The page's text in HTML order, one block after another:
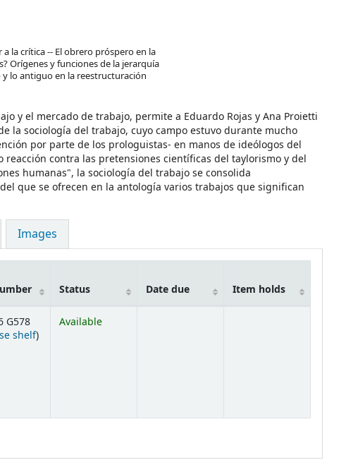
la crítica -- El obrero próspero en la
Orígenes y funciones de la jerarquía
lo antiguo en la reestructuración
y el mercado de trabajo, permite a Eduardo Rojas y Ana Proietti
la sociología del trabajo, cuyo campo estuvo durante mucho
por parte de los prologuistas- en manos de ideólogos del
contra las pretensiones científicas del taylorismo y del
humanas", la sociología del trabajo se consolida
que se ofrecen en la antología varios trabajos que significan
Images
Status Date due Item holds
G578
shelf(Opens below)
)
Available